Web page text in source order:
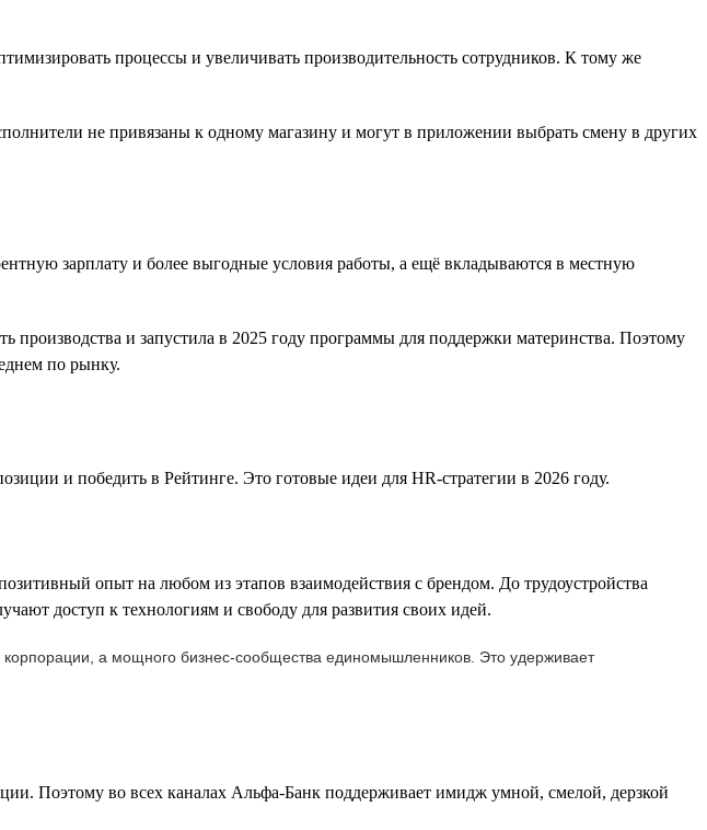
процессы и увеличивать производительность сотрудников. К тому же
не привязаны к одному магазину и могут в приложении выбрать смену в других
зарплату и более выгодные условия работы, а ещё вкладываются в местную
и запустила в 2025 году программы для поддержки материнства. Поэтому
по рынку.
и победить в Рейтинге. Это готовые идеи для HR-стратегии в 2026 году.
опыт на любом из этапов взаимодействия с брендом. До трудоустройства
доступ к технологиям и свободу для развития своих идей.
а мощного бизнес-сообщества единомышленников. Это удерживает
Поэтому во всех каналах Альфа-Банк поддерживает имидж умной, смелой, дерзкой